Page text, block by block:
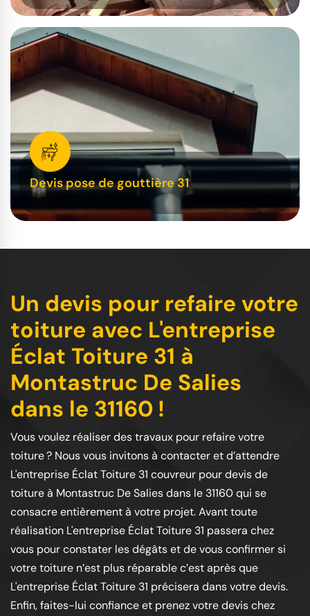
Devis pose de gouttière 31
Un devis pour refaire votre
toiture avec L'entreprise
Éclat Toiture 31 à
Montastruc De Salies
dans le 31160 !
Vous voulez réaliser des travaux pour refaire votre
toiture ? Nous vous invitons à contacter et d’attendre
L'entreprise Éclat Toiture 31 couvreur pour devis de
toiture à Montastruc De Salies dans le 31160 qui se
consacre entièrement à votre projet. Avant toute
réalisation L'entreprise Éclat Toiture 31 passera chez
vous pour constater les dégâts et de vous confirmer si
votre toiture n’est plus réparable c’est après que
L'entreprise Éclat Toiture 31 précisera dans votre devis.
Enfin, faites-lui confiance et prenez votre devis chez